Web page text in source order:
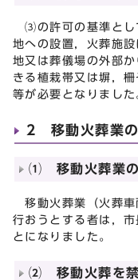
⑶の許可の基準とし
地への設置，火葬施
地又は葬儀場の外部
きる植栽帯又は塀，
等が必要となりました
2 移動火葬業の
⑴ 移動火葬業
移動火葬業（火葬車
行おうとする者は，
とになりました。
⑵ 移動火葬を禁